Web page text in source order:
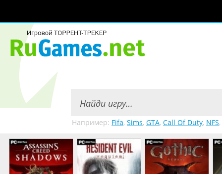
Например: Fifa, Sims, GTA, Call Of Duty, NFS,